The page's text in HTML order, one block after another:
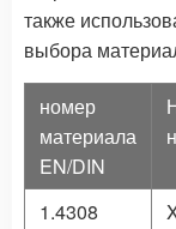
также
выбора
номер
материала
EN/DIN
1.4308